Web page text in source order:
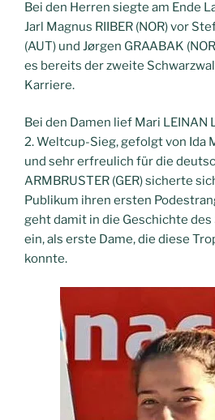
Bei den Herren siegte am Ende
Jarl Magnus RIIBER (NOR) vor
(AUT) und Jørgen GRAABAK
es bereits der zweite
Karriere.
Bei den Damen lief Mari LEINAN
2. Weltcup-Sieg, gefolgt von Ida
und sehr erfreulich für die
ARMBRUSTER (GER) sicherte
Publikum ihren ersten
geht damit in die Geschichte
ein, als erste Dame, die diese
konnte.